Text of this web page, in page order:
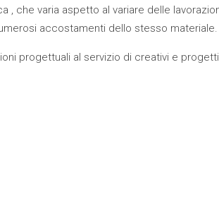
che varia aspetto al variare delle
accostamenti dello stesso materiale.
progettuali al servizio di creativi e